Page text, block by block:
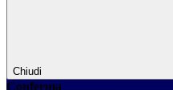
Chiudi
Conferma